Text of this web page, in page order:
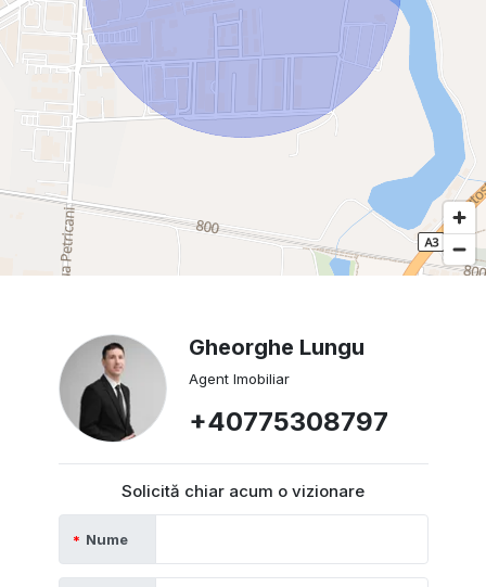
Gheorghe Lungu
Agent Imobiliar
+40775308797
Solicită chiar acum o vizionare
Nume